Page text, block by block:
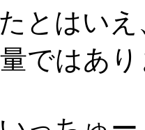
とはいえ
ではあ